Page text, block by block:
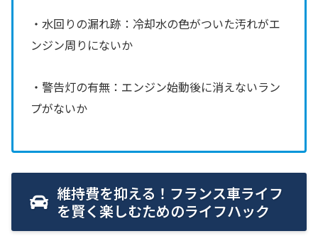
・水回りの漏れ跡：冷却水の色がついた汚れがエ
ンジン周りにないか
・警告灯の有無：エンジン始動後に消えないラン
プがないか
維持費を抑える！フランス車ライフ
を賢く楽しむためのライフハック